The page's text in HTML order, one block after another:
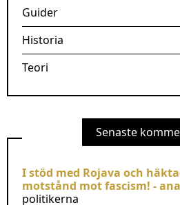
Guider
Historia
Teori
Senaste
I stöd med Rojava och
motstånd mot fascism! -
politikerna